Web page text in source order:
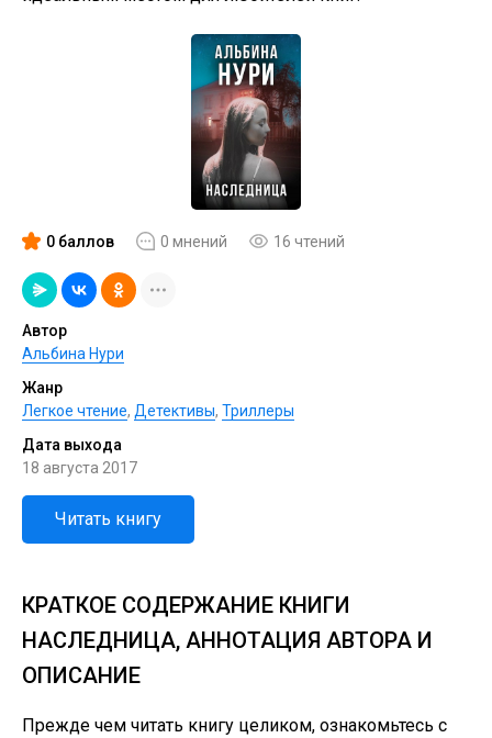
0 баллов 0 мнений 16 чтений
Автор
Альбина Нури
Жанр
Легкое чтение, Детективы, Триллеры
Дата выхода
18 августа 2017
Читать книгу
КРАТКОЕ СОДЕРЖАНИЕ КНИГИ
НАСЛЕДНИЦА, АННОТАЦИЯ АВТОРА И
ОПИСАНИЕ
Прежде чем читать книгу целиком, ознакомьтесь с